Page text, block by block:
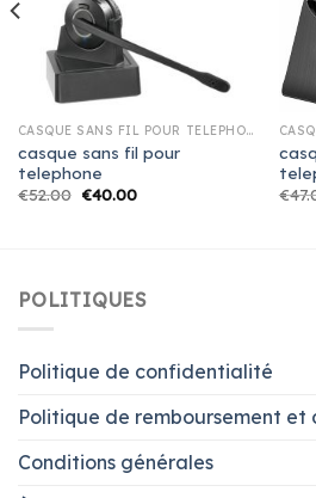
CASQUE SANS FIL POUR TELEPHONE
casque sans fil pour
telephone
€52.00 €40.00
€
POLITIQUES
Politique de confidentialité
Politique de remboursement et
Conditions générales